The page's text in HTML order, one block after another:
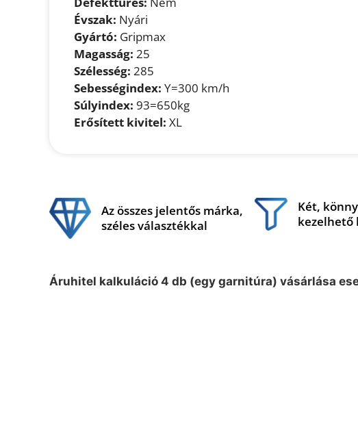
Évszak: Nyári
Gyártó: Gripmax
Magasság: 25
Szélesség: 285
Sebességindex: Y=300 km/h
Súlyindex: 93=650kg
Erősített kivitel: XL
Az összes jelentős márka,
széles választékkal
Két,
kezelhető
Áruhitel kalkuláció 4 db (egy garnitúra) vásárlása